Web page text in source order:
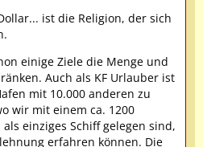
ist die Religion, der sich
einige Ziele die Menge und
Auch als KF Urlauber ist
mit 10.000 anderen zu
wir mit einem ca. 1200
einziges Schiff gelegen sind,
erfahren können. Die